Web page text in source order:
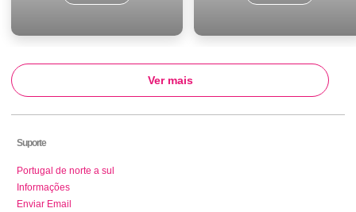
Ver mais
Suporte
Portugal de norte a sul
Informações
Enviar Email